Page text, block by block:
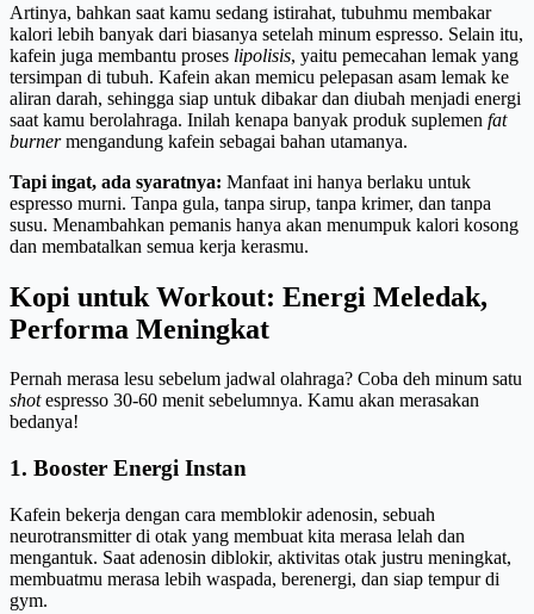
Artinya, bahkan saat kamu sedang istirahat, tubuhmu membakar
kalori lebih banyak dari biasanya setelah minum espresso. Selain itu,
kafein juga membantu proses lipolisis, yaitu pemecahan lemak yang
tersimpan di tubuh. Kafein akan memicu pelepasan asam lemak ke
aliran darah, sehingga siap untuk dibakar dan diubah menjadi energi
saat kamu berolahraga. Inilah kenapa banyak produk suplemen fat
burnermengandung kafein sebagai bahan utamanya.
Tapi ingat, ada syaratnya: Manfaat ini hanya berlaku untuk
espresso murni. Tanpa gula, tanpa sirup, tanpa krimer, dan tanpa
susu. Menambahkan pemanis hanya akan menumpuk kalori kosong
dan membatalkan semua kerja kerasmu.
Kopi untuk Workout: Energi Meledak,
Performa Meningkat
Pernah merasa lesu sebelum jadwal olahraga? Coba deh minum satu
shotespresso 30-60 menit sebelumnya. Kamu akan merasakan
bedanya!
1. Booster Energi Instan
Kafein bekerja dengan cara memblokir adenosin, sebuah
neurotransmitter di otak yang membuat kita merasa lelah dan
mengantuk. Saat adenosin diblokir, aktivitas otak justru meningkat,
membuatmu merasa lebih waspada, berenergi, dan siap tempur di
gym.